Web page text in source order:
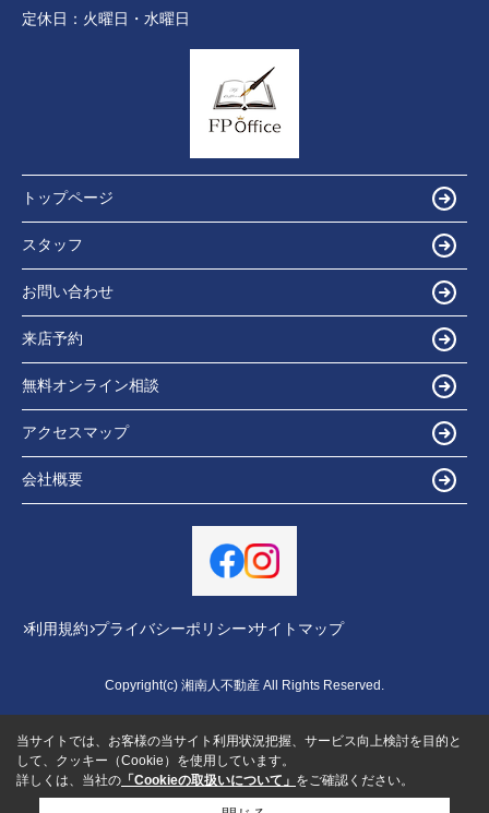
定休日： 火曜日・水曜日
トップページ
スタッフ
お問い合わせ
来店予約
無料オンライン相談
アクセスマップ
会社概要
利用規約 プライバシーポリシー サイトマップ
Copyright(c) 湘南人不動産 All Rights Reserved.
当サイトでは、お客様の当サイト利用状況把握、サービス向上検討を目的と
して、クッキー（Cookie）を使用しています。
詳しくは、当社の 「Cookieの取扱いについて」 をご確認ください。